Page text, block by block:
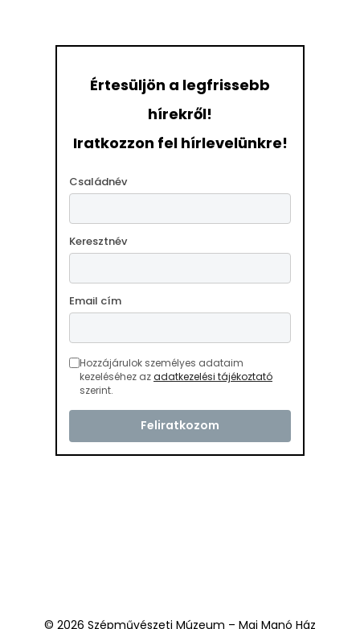
Értesüljön a legfrissebb
hírekről!
Iratkozzon fel hírlevelünkre!
Családnév
Keresztnév
Email cím
Hozzájárulok személyes adataim
kezeléséhez azadatkezelési tájékoztató
szerint.
© 2026 Szépművészeti Múzeum – Mai Manó Ház